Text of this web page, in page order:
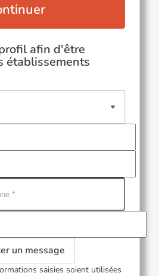
afin d'être
établissements
un message
saisies soient utilisées